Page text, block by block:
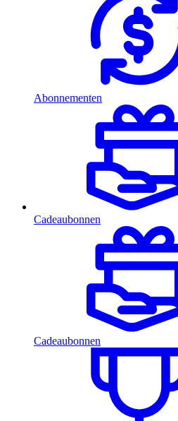
Abonnementen
Cadeaubonnen
Cadeaubonnen